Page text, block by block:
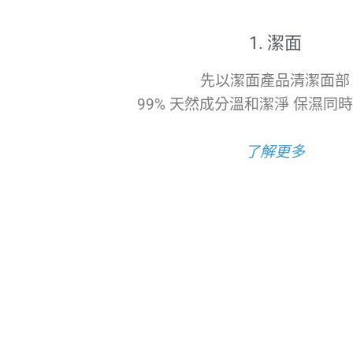
1. 潔面
先以潔面產品清潔面部
99% 天然成分溫和潔淨 保濕同
了解更多